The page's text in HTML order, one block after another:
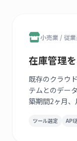
小売業 / 従
在庫管理
既存のクラウ
テムとのデー
築期間2ヶ月、
ツール選定 API